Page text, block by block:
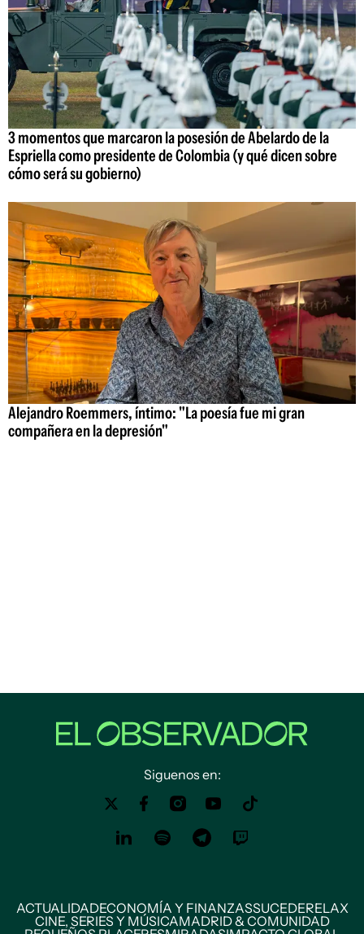
3 momentos que marcaron la posesión de Abelardo de la
Espriella como presidente de Colombia (y qué dicen sobre
cómo será su gobierno)
Alejandro Roemmers, íntimo: "La poesía fue mi gran
compañera en la depresión"
Siguenos en:
ACTUALIDADECONOMÍA Y FINANZASSUCEDERELAX
CINE, SERIES Y MÚSICAMADRID & COMUNIDAD